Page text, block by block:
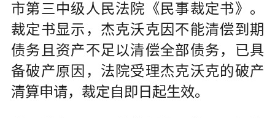
市第三中级人民法院《民事裁定书》。
裁定书显示，杰克沃克因不能清偿到期
债务且资产不足以清偿全部债务，已具
备破产原因，法院受理杰克沃克的破产
清算申请，裁定自即日起生效。